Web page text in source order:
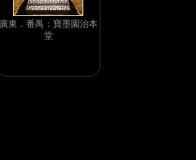
廣東．番禺：寶墨園治本
堂